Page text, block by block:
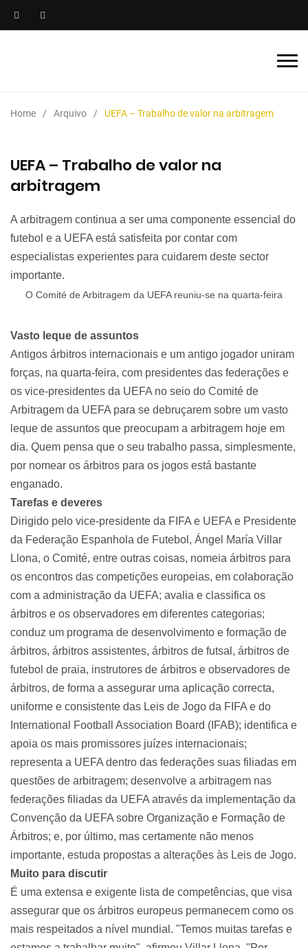
Home Arquivo UEFA – Trabalho de valor na arbitragem
UEFA – Trabalho de valor na
arbitragem
A arbitragem continua a ser uma componente essencial do
futebol e a UEFA está satisfeita por contar com
especialistas experientes para cuidarem deste sector
importante.
O Comité de Arbitragem da UEFA reuniu-se na quarta-feira
Vasto leque de assuntos
Antigos árbitros internacionais e um antigo jogador uniram
forças, na quarta-feira, com presidentes das federações e
os vice-presidentes da UEFA no seio do Comité de
Arbitragem da UEFA para se debruçarem sobre um vasto
leque de assuntos que preocupam a arbitragem hoje em
dia. Quem pensa que o seu trabalho passa, simplesmente,
por nomear os árbitros para os jogos está bastante
enganado.
Tarefas e deveres
Dirigido pelo vice-presidente da FIFA e UEFA e Presidente
da Federação Espanhola de Futebol, Ángel María Villar
Llona, o Comité, entre outras coisas, nomeia árbitros para
os encontros das competições europeias, em colaboração
com a administração da UEFA; avalia e classifica os
árbitros e os observadores em diferentes categorias;
conduz um programa de desenvolvimento e formação de
árbitros, árbitros assistentes, árbitros de futsal, árbitros de
futebol de praia, instrutores de árbitros e observadores de
árbitros, de forma a assegurar uma aplicação correcta,
uniforme e consistente das Leis de Jogo da FIFA e do
International Football Association Board (IFAB); identifica e
apoia os mais promissores juízes internacionais;
representa a UEFA dentro das federações suas filiadas em
questões de arbitragem; desenvolve a arbitragem nas
federações filiadas da UEFA através da implementação da
Convenção da UEFA sobre Organização e Formação de
Árbitros; e, por último, mas certamente não menos
importante, estuda propostas a alterações às Leis de Jogo.
Muito para discutir
É uma extensa e exigente lista de competências, que visa
assegurar que os árbitros europeus permanecem como os
mais respeitados a nível mundial. "Temos muitas tarefas e